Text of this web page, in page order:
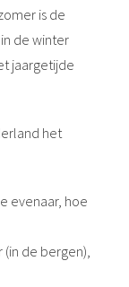
is de
de winter
jaargetijde
het
evenaar, hoe
(in de bergen),